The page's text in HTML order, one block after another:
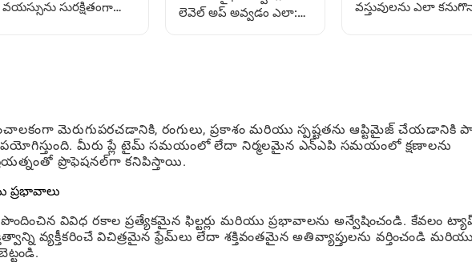
వయస్సును సురక్షితంగా
లెవెల్ అప్ అవ్వడం ఎలా:
వస్తువులను ఎలా
మెరుగుపరచడానికి, రంగులు, ప్రకాశం మరియు స్పష్టతను ఆప్టిమైజ్ చేయడానికి
మీరు ప్లే టైమ్ సమయంలో లేదా నిర్మలమైన ఎన్ఎపి సమయంలో క్షణాలను
ప్రొఫెషనల్‌గా కనిపిస్తాయి.
ప్రభావాలు
వివిధ రకాల ప్రత్యేకమైన ఫిల్టర్లు మరియు ప్రభావాలను అన్వేషించండి. కేవలం
వ్యక్తీకరించే విచిత్రమైన ఫ్రేమ్‌లు లేదా శక్తివంతమైన అతివ్యాప్తులను వర్తించండి